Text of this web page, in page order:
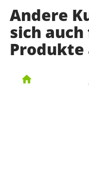
Andere
sich
Produkte